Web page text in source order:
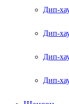
Дип-
Дип-
Дип-
Дип-